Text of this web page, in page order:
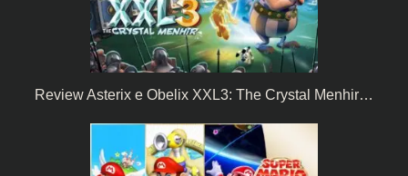
Review Asterix e Obelix XXL3: The Crystal Menhir…